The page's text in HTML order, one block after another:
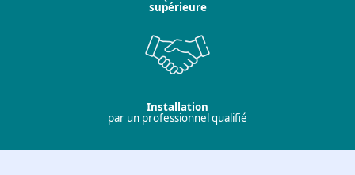
supérieure
Installation
par un professionnel qualifié